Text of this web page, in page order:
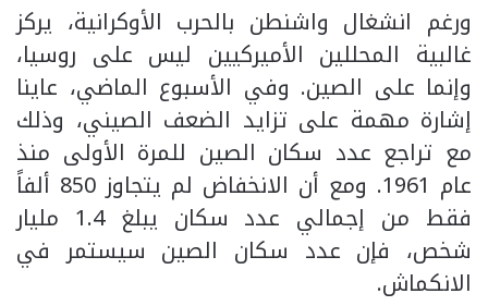
ورغم انشغال واشنطن بالحرب الأوكرانية، يركز
غالبية المحللين الأميركيين ليس على روسيا،
وإنما على الصين. وفي الأسبوع الماضي، عاينا
إشارة مهمة على تزايد الضعف الصيني، وذلك
مع تراجع عدد سكان الصين للمرة الأولى منذ
عام 1961. ومع أن الانخفاض لم يتجاوز 850 ألفاً
فقط من إجمالي عدد سكان يبلغ 1.4 مليار
شخص، فإن عدد سكان الصين سيستمر في
الانكماش.